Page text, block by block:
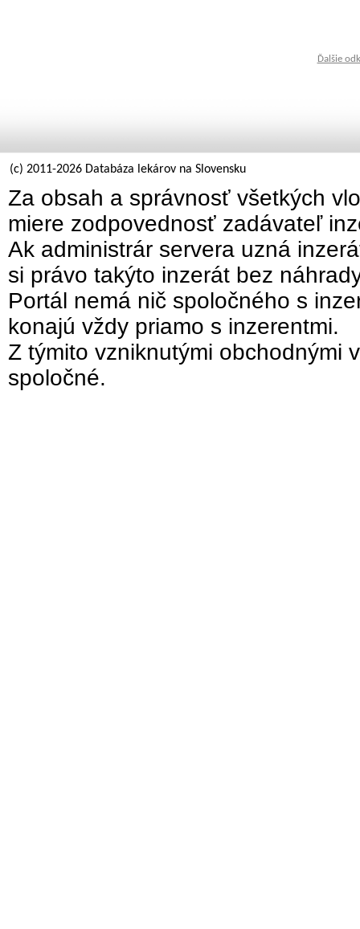
Ďalšie
(c) 2011-2026 Databáza lekárov na Slovensku
Za obsah a správnosť všetkých
miere zodpovednosť zadávateľ
Ak administrár servera uzná
si právo takýto inzerát bez
Portál nemá nič spoločného s
konajú vždy priamo s inzerentmi.
Z týmito vzniknutými obchodnými
spoločné.